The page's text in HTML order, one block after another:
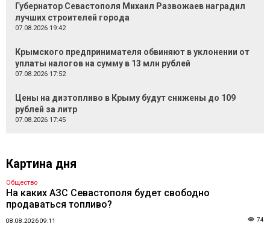
Губернатор Севастополя Михаил Развожаев наградил
лучших строителей города
07.08.2026 19:42
Крымского предпринимателя обвиняют в уклонении от
уплаты налогов на сумму в 13 млн рублей
07.08.2026 17:52
Цены на дизтопливо в Крыму будут снижены до 109
рублей за литр
07.08.2026 17:45
Картина дня
Общество
На каких АЗС Севастополя будет свободно
продаваться топливо?
08.08.2026 09:11 74